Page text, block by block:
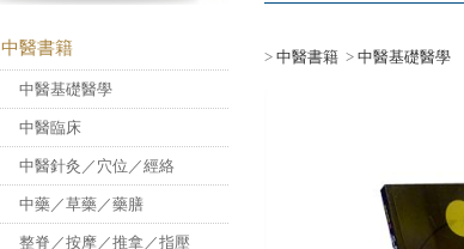
中醫書籍
中醫基礎醫學
中醫臨床
中醫針灸／穴位／經絡
中藥／草藥／藥膳
整脊／按摩／推拿／指壓
> 中醫書籍 > 中醫基礎醫學